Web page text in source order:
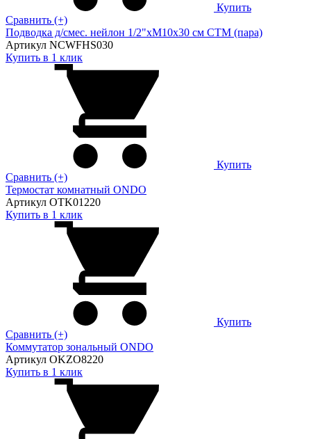
Купить
Сравнить (+)
Подводка д/смес. нейлон 1/2"xM10x30 см CTM (пара)
Артикул NCWFHS030
Купить в 1 клик
Купить
Сравнить (+)
Термостат комнатный ONDO
Артикул OTK01220
Купить в 1 клик
Купить
Сравнить (+)
Коммутатор зональный ONDO
Артикул OKZO8220
Купить в 1 клик